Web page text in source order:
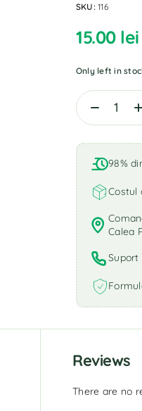
SKU:116
15.00 lei
Only left in
98%
Costul
Calea
Suport
Reviews
There are no